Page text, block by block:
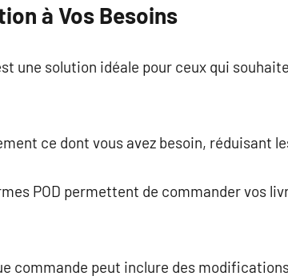
à Vos Besoins
une solution idéale pour ceux qui
ce dont vous avez besoin, réduisant
POD permettent de commander vos
commande peut inclure des